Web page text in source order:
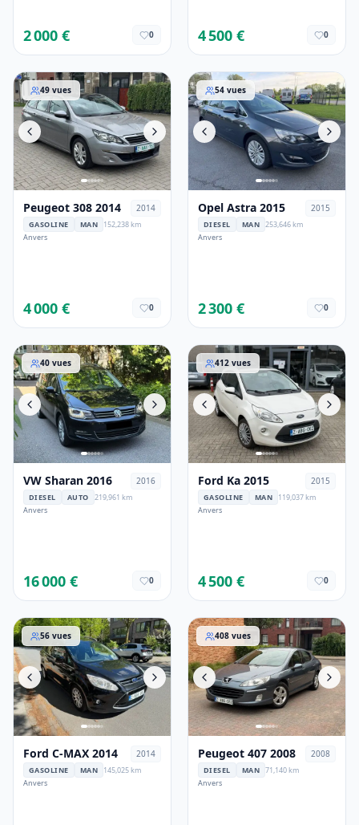
2 000 € 0 4 500 € 0
Peugeot 308 2014
49 vues
Peugeot 308 2014 2014
GASOLINE MAN
152,238 km
Anvers
4 000 € 0
Opel Astra 2015
54 vues
Opel Astra 2015 2015
DIESEL MAN 253,646 km
Anvers
2 300 € 0
VW Sharan 2016
40 vues
VW Sharan 2016 2016
DIESEL AUTO
219,961 km
Anvers
16 000 € 0
Ford Ka 2015
412 vues
Ford Ka 2015 2015
GASOLINE MAN
119,037 km
Anvers
4 500 € 0
Ford C-MAX 2014
56 vues
Ford C-MAX 2014 2014
GASOLINE MAN
145,025 km
Anvers
Peugeot 407 2008
408 vues
Peugeot 407 2008 2008
DIESEL MAN 71,140 km
Anvers